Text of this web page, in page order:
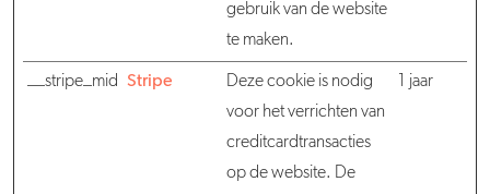
gebruik van de website
te maken.
__stripe_mid Stripe
Deze cookie is nodig
voor het verrichten van
creditcardtransacties
op de website. De
1 jaar